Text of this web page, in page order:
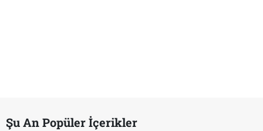
Şu An Popüler İçerikler